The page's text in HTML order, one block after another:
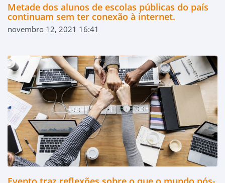
Metade dos alunos de escolas públicas do país
continuam sem ter conexão à internet.
novembro 12, 2021 16:41